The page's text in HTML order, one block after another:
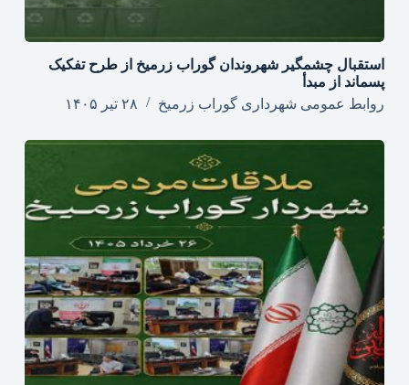
استقبال چشمگیر شهروندان گوراب زرمیخ از طرح تفکیک
پسماند از مبدأ
روابط عمومی شهرداری گوراب زرمیخ
۲۸ تیر ۱۴۰۵